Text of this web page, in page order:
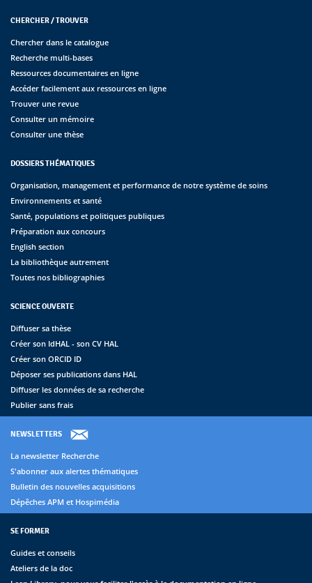
CHERCHER / TROUVER
Chercher dans le catalogue
Recherche multi-bases
Ressources documentaires en ligne
Accéder facilement aux ressources en ligne
Trouver une revue
Consulter un mémoire
Consulter une thèse
DOSSIERS THÉMATIQUES
Organisation, management et performance de notre système de soins
Environnements et santé
Santé, populations et politiques publiques
Préparation aux concours
English section
La bibliothèque autrement
Toutes nos bibliographies
SCIENCE OUVERTE
Diffuser sa thèse
Créer son IdHAL - son CV HAL
Créer son ORCID ID
Déposer ses publications dans HAL
Diffuser les données de sa recherche
Publier sans frais
NEWSLETTERS
La newsletter Recherche
S'abonner aux alertes thématiques
Bulletin des nouvelles acquisitions
Dépêches APM et Hospimédia
SE FORMER
Guides et conseils
Ateliers de la doc